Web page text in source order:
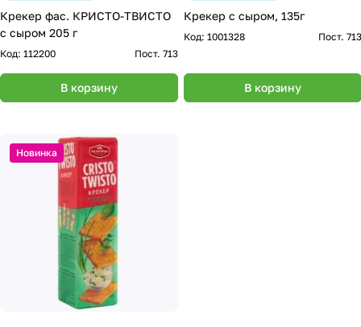
Крекер фас. КРИСТО-ТВИСТО
с сыром 205 г
Код: 112200 Пост. 713
В корзину
Крекер с сыром, 135г
Код: 1001328 Пост. 713
В корзину
Новинка